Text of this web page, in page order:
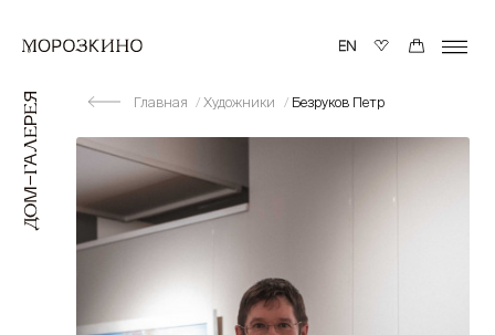
Главная Художники Безруков Петр